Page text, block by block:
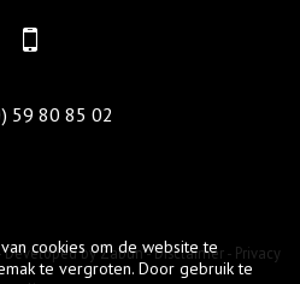
59 80 85 02
Developed by Zabun-Disclaimer- Privacy
cookies om de website te
te vergroten. Door gebruik te